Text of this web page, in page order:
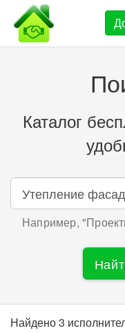
Каталог
Например, "
Найдено 3